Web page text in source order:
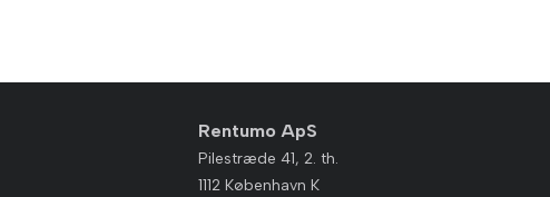
Rentumo ApS
Pilestræde 41, 2. th.
1112 København K